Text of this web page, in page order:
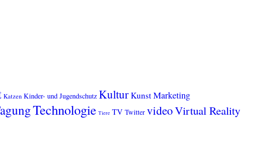
Katzen Kinder- und Jugendschutz KulturKunstMarketing
Technologie Tiere TV Twitter videoVirtual Reality